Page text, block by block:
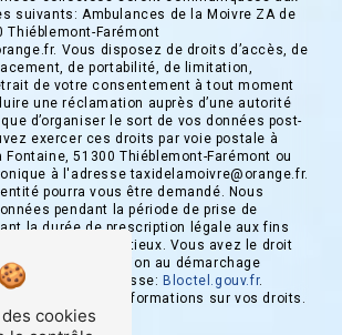
suivants: Ambulances de la Moivre ZA de
Thiéblemont-Farémont
Vous disposez de droits d’accès, de
de portabilité, de limitation,
de votre consentement à tout moment
une réclamation auprès d’une autorité
d’organiser le sort de vos données post-
exercer ces droits par voie postale à
Fontaine, 51300 Thiéblemont-Farémont ou
à l'adresse taxidelamoivre@orange.fr.
pourra vous être demandé. Nous
pendant la période de prise de
la durée de prescription légale aux fins
des contentieux. Vous avez le droit
la liste d'opposition au démarchage
à cette adresse: Bloctel.gouv.fr.
pour plus d’informations sur vos droits.
cookies